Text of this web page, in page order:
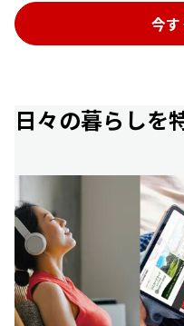
今
日々の暮らしを